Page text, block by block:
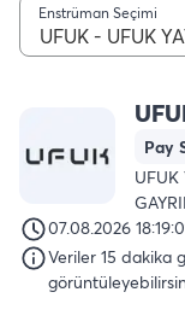
Enstrüman Seçimi
Pay
UFUK
07.08.2026
Veriler 15 dakika